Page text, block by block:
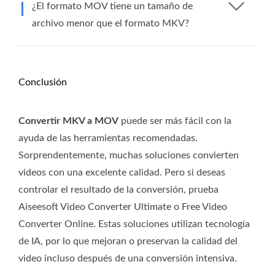
¿El formato MOV tiene un tamaño de
archivo menor que el formato MKV?
Conclusión
Convertir MKV a MOV puede ser más fácil con la
ayuda de las herramientas recomendadas.
Sorprendentemente, muchas soluciones convierten
videos con una excelente calidad. Pero si deseas
controlar el resultado de la conversión, prueba
Aiseesoft Video Converter Ultimate o Free Video
Converter Online. Estas soluciones utilizan tecnología
de IA, por lo que mejoran o preservan la calidad del
video incluso después de una conversión intensiva.